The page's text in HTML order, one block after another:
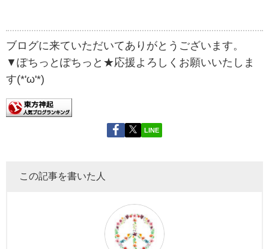
ブログに来ていただいてありがとうございます。
▼ぽちっとぽちっと★応援よろしくお願いいたしま
す(*'ω'*)
LINE
この記事を書いた人